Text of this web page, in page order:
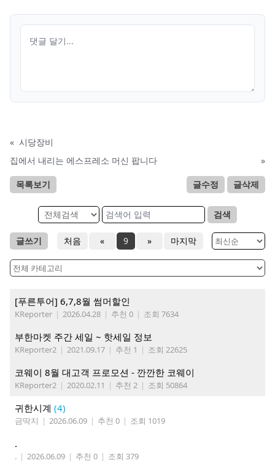
« 시당장비
집에서 내리는 에스프레소 머신 팝니다
»
목록보기 글수정 글삭제
검색
글쓰기 처음 « 9 » 마지막
[푸른투어] 6,7,8월 썸머할인
KReporter | 2026.04.28 | 추천 0 | 조회 7634
부한마켓 주간 세일 ~ 핫세일 정보
KReporter2 | 2021.09.17 | 추천 1 | 조회 22625
코웨이 8월 대고객 프로모션 - 깐깐한 코웨이
KReporter2 | 2020.02.11 | 추천 2 | 조회 50864
귀한시계 (4)
금딱지 | 2026.06.09 | 추천 0 | 조회 1019
.
. | 2026.06.09 | 추천 0 | 조회 379